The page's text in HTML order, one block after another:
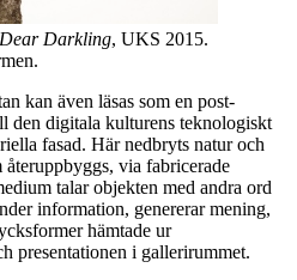
Dear Darkling, UKS 2015.
kan även läsas som en post-
den digitala kulturens teknologiskt
fasad. Här nedbryts natur och
via fabricerade
talar objekten med andra ord
information, genererar mening,
hämtade ur
presentationen i gallerirummet.